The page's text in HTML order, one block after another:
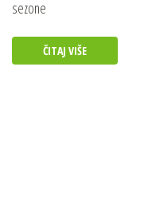
sezone
ČITAJ VIŠE